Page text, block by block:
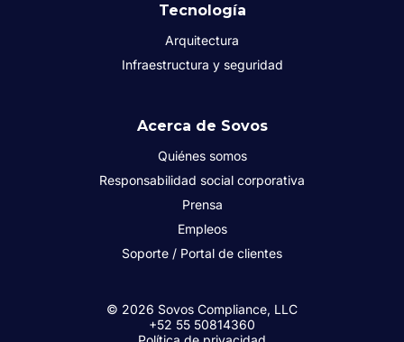
Tecnología
Arquitectura
Infraestructura y seguridad
Acerca de Sovos
Quiénes somos
Responsabilidad social corporativa
Prensa
Empleos
Soporte / Portal de clientes
© 2026 Sovos Compliance, LLC
+52 55 50814360